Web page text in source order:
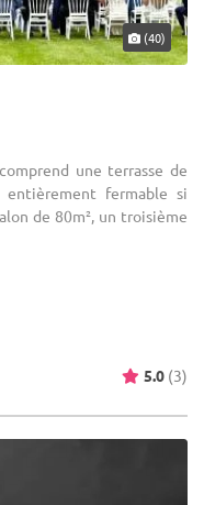
(40)
une terrasse de
fermable si
de 80m², un troisième
5.0 (3)